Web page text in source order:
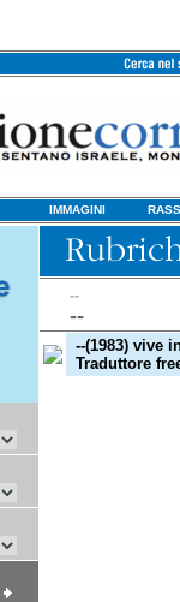
IMMAGINI
--
--
--(1983) vive
Traduttore